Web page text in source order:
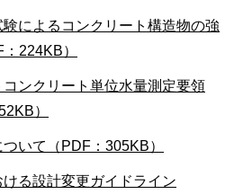
によるコンクリート構造物の強
224KB）
ンクリート単位水量測定要領
）
いて（PDF：305KB）
る設計変更ガイドライン